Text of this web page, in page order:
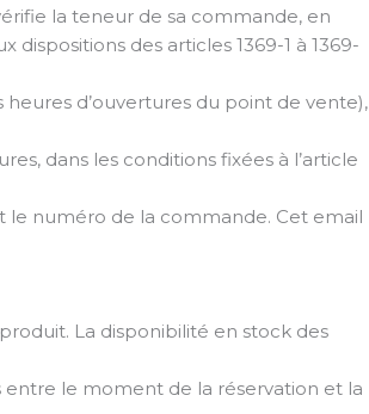
la teneur de sa commande, en
des articles 1369-1 à 1369-
d’ouvertures du point de vente),
dans les conditions fixées à l’article
numéro de la commande. Cet email
La disponibilité en stock des
le moment de la réservation et la